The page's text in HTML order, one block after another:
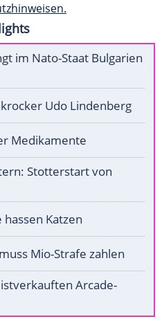
im Nato-Staat Bulgarien
Udo Lindenberg
Medikamente
Stotterstart von
Katzen
Mio-Strafe zahlen
Arcade-